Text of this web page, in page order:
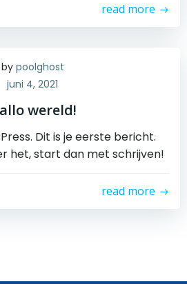
read more
by poolghost
juni 4, 2021
wereld!
Dit is je eerste bericht.
het, start dan met schrijven!
read more